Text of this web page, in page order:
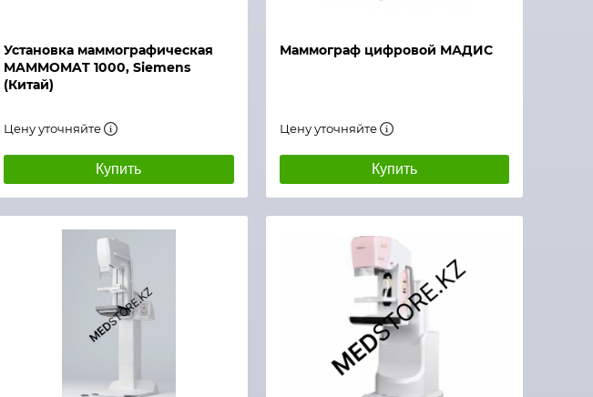
Установка маммографическая
MAMMOMAT 1000, Siemens
(Китай)
Цену уточняйте
Купить
Маммограф цифровой МАДИС
Цену уточняйте
Купить